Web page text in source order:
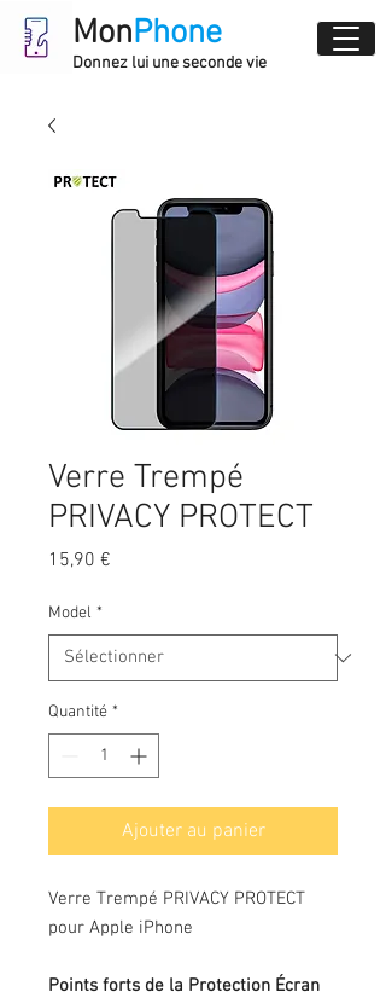
MonPhone
Donnez lui une seconde vie
Verre Trempé
PRIVACY PROTECT
15,90 €
Model *
Quantité *
Ajouter au panier
Verre Trempé PRIVACY PROTECT
pour Apple iPhone
Points forts de la Protection Écran